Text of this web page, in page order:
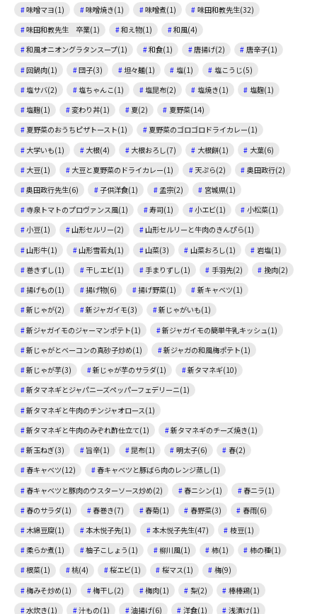
味噌マヨ(1)
味噌焼き(1) 味噌煮(1)
味田和教先生(32)
味田和教先生 卒業(1)
和え物(1)
和風(4)
和風オニオングラタンスープ(1)
和食(1) 唐揚げ(2)
唐辛子(1)
回鍋肉(1)
団子(3) 坦々麺(1) 塩(1)
塩こうじ(5)
塩サバ(2)
塩ちゃんこ(1) 塩昆布(2) 塩焼き(1)
塩麴(1)
塩麹(1)
変わり丼(1) 夏(2)
夏野菜(14)
夏野菜のおうちピザトースト(1)
夏野菜のゴロゴロドライカレー(1)
大学いも(1)
大根(4) 大根おろし(7) 大根餅(1)
大葉(6)
大豆(1)
大豆と夏野菜のドライカレー(1) 天ぷら(2)
奥田政行(2)
奥田政行先生(6)
子供洋食(1) 孟宗(2)
宮城県(1)
寺泉トマトのプロヴァンス風(1)
寿司(1) 小エビ(1)
小松菜(1)
小豆(1)
山形セルリー(2)
山形セルリーと牛肉のきんぴら(1)
山形牛(1)
山形雪若丸(1) 山菜(3) 山菜おろし(1)
岩塩(1)
巻きずし(1)
干しエビ(1) 手まりずし(1) 手羽先(2)
挽肉(2)
揚げもの(1)
揚げ物(6) 揚げ野菜(1)
新キャベツ(1)
新じゃが(2)
新ジャガイモ(3)
新じゃがいも(1)
新ジャガイモのジャーマンポテト(1)
新ジャガイモの簡単牛乳キッシュ(1)
新じゃがとベーコンの真砂子炒め(1)
新ジャガの和風梅ポテト(1)
新じゃが芋(3)
新じゃが芋のサラダ(1)
新タマネギ(10)
新タマネギとジャパニーズペッパーフェデリーニ(1)
新タマネギと牛肉のチンジャオロース(1)
新タマネギと牛肉のみぞれ酢仕立て(1)
新タマネギのチーズ焼き(1)
新玉ねぎ(3)
旨辛(1) 昆布(1) 明太子(6)
春(2)
春キャベツ(12)
春キャベツと豚ばら肉のレンジ蒸し(1)
春キャベツと豚肉のウスターソース炒め(2)
春ニシン(1)
春ニラ(1)
春のサラダ(1)
春巻き(7) 春菊(1) 春野菜(3)
春雨(6)
木綿豆腐(1)
本木悦子先(1) 本木悦子先生(47)
枝豆(1)
柔らか煮(1)
柚子こしょう(1) 柳川風(1) 柿(1)
柿の種(1)
根菜(1)
桃(4) 桜エビ(1) 桜マス(1)
梅(9)
梅みそ炒め(1)
梅干し(2) 梅肉(1) 梨(2)
棒棒鶏(1)
水炊き(1)
汁もの(1) 油揚げ(6) 洋食(1) 浅漬け(1)